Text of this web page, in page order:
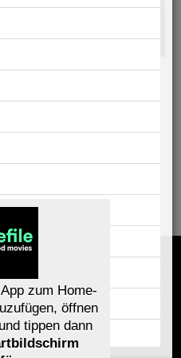
Newsletter
Häufig gestellte Fragen (FAQ)
Gutscheine
zum Home-
öffnen
tippen dann